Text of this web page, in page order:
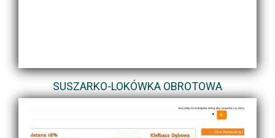
SUSZARKO-LOKÓWKA OBROTOWA